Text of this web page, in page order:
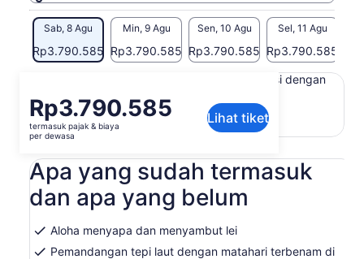
Sab, 8 Agu
Rp3.790.585
Min, 9 Agu
Rp3.790.585
Sen, 10 Agu
Rp3.790.585
Sel, 11 Agu
Rp3.790.585
Harga
Rp3.790.585
per
Rp3.790.585
termasuk pajak & biaya
per dewasa
Lihat tiket
Konten di halaman ini mungkin diproduksi dengan
Lihat teks asli (Bahasa Inggris)
Berikan masukan untuk terjemahan iniBuka
tab
baru
Apa yang sudah termasuk
dan apa yang belum
Aloha menyapa dan menyambut lei
Pemandangan tepi laut dengan matahari terbenam di